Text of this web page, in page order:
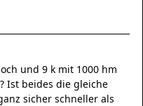
und 9 k mit 1000 hm
Ist beides die gleiche
sicher schneller als